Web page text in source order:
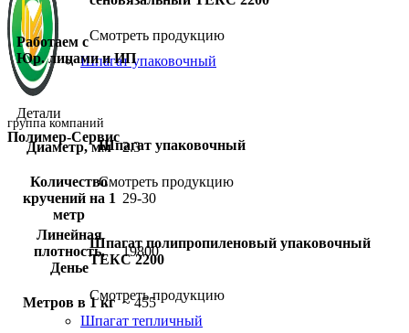
группа компаний
Полимер-Сервис
Смотреть продукцию
Шпагат упаковочный
Шпагат упаковочный
Смотреть продукцию
Шпагат полипропиленовый упаковочный
ТЕКС 2200
Смотреть продукцию
Шпагат тепличный
Работаем с
Юр. лицами и ИП
Детали
Диаметр, мм 2.3
Количество
кручений на 1
метр
29-30
Линейная
плотность,
Денье
19800
Метров в 1 кг ~ 455